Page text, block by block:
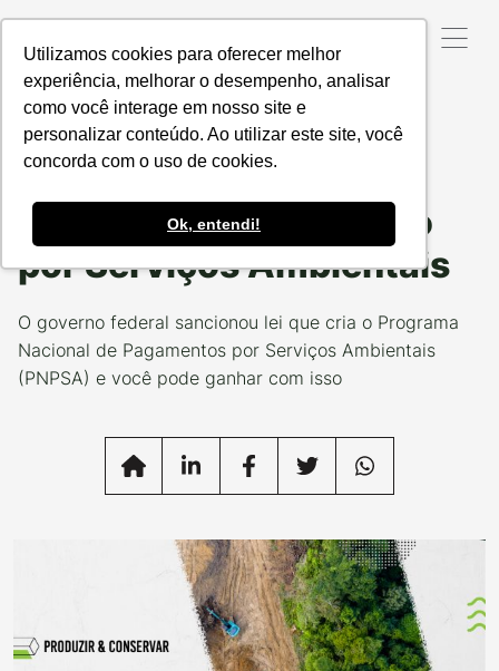
Utilizamos cookies para oferecer melhor
experiência, melhorar o desempenho, analisar
como você interage em nosso site e
personalizar conteúdo. Ao utilizar este site, você
concorda com o uso de cookies.
Ok, entendi!
Data da Postagem:10/02/2021 Categoria:
PROJETOS
5 coisas que você deve
saber sobre Pagamento
por Serviços Ambientais
O governo federal sancionou lei que cria o Programa
Nacional de Pagamentos por Serviços Ambientais
(PNPSA) e você pode ganhar com isso